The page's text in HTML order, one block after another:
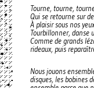
Tourne, tourne,
Qui se retourne sur
À plaisir sous nos
Tourbillonner, danse
Comme de grands
rideaux, puis
Nous jouons
disques, les bobines